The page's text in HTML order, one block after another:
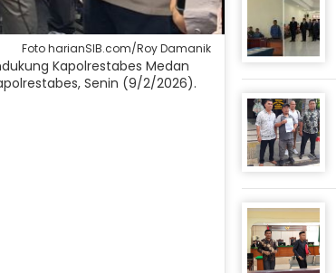
Foto harianSIB.com/Roy Damanik
Kapolrestabes Medan
Senin (9/2/2026).